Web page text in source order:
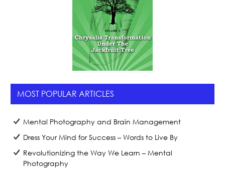
MOST POPULAR ARTICLES
Mental Photography and Brain Management
Dress Your Mind for Success – Words to Live By
Revolutionizing the Way We Learn – Mental
Photography